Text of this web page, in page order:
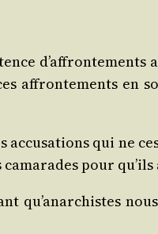
affron­te­ments en
qui ne
pour
qu’a­nar­chistes